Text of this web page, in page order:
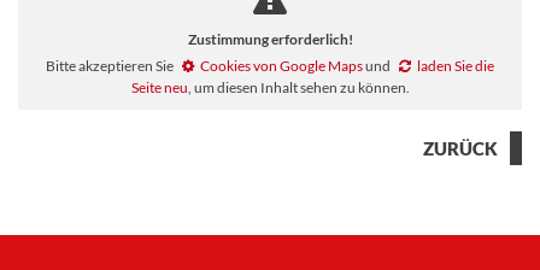
Zustimmung erforderlich!
Bitte akzeptieren Sie
Cookies von Google Mapsund
laden Sie die
Seite neu , um diesen Inhalt sehen zu können.
ZURÜCK